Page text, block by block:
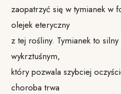
zaopatrzyć się w tymianek w
olejek eteryczny
z tej rośliny. Tymianek to silny
wykrztuśnym,
który pozwala szybciej
choroba trwa